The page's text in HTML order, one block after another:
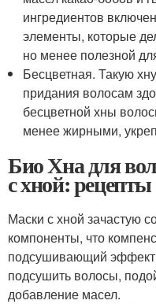
ингредиентов
элементы, которые
но менее полезной
Бесцветная. Такую
придания волосам
бесцветной хны
менее жирными,
Био Хна для
с хной: рецепты
Маски с хной зачастую
компоненты, что
подсушивающий эффект
подсушить волосы,
добавление масел.